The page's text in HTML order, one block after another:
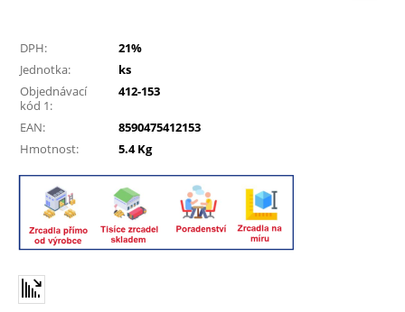
DPH:
21%
Jednotka:
ks
Objednávací
kód 1:
412-153
EAN:
8590475412153
Hmotnost:
5.4 Kg